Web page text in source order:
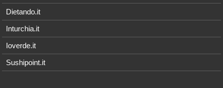
Dietando.it
Inturchia.it
Ioverde.it
Sushipoint.it